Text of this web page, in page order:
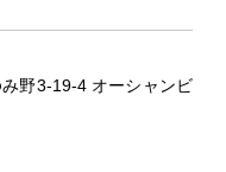
野3-19-4 オーシャンビ